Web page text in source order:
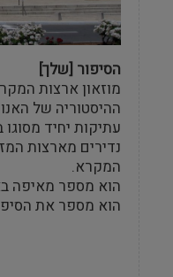
הסיפור [שלך]
מוזאון ארצות
ההיסטוריה של
עתיקות יחיד
נדירים מארצות
המקרא.
הוא מספר מאיפה
הוא מספר את